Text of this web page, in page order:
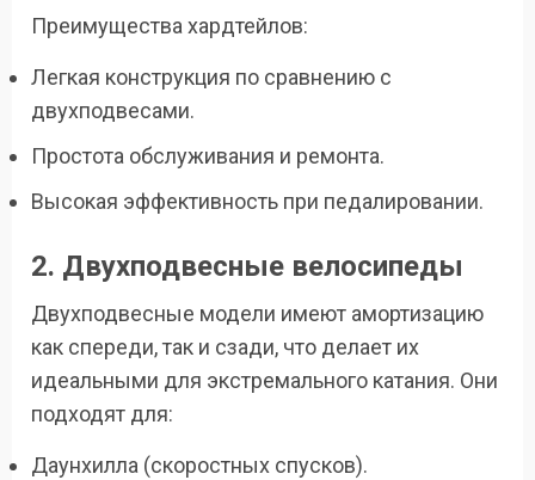
Преимущества хардтейлов:
Легкая конструкция по сравнению с
двухподвесами.
Простота обслуживания и ремонта.
Высокая эффективность при педалировании.
2. Двухподвесные велосипеды
Двухподвесные модели имеют амортизацию
как спереди, так и сзади, что делает их
идеальными для экстремального катания. Они
подходят для:
Даунхилла (скоростных спусков).